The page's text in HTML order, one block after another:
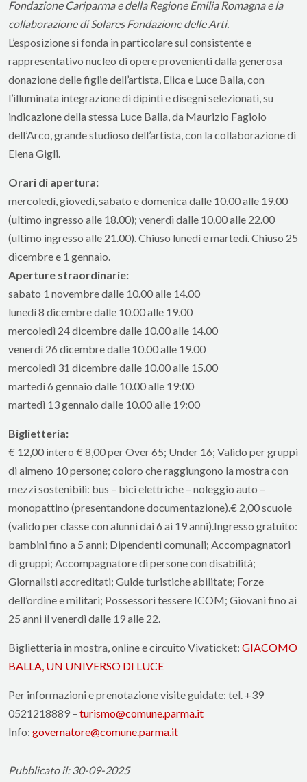
Fondazione Cariparma e della Regione Emilia Romagna e la
collaborazione di Solares Fondazione delle Arti.
L’esposizione si fonda in particolare sul consistente e
rappresentativo nucleo di opere provenienti dalla generosa
donazione delle figlie dell’artista, Elica e Luce Balla, con
l’illuminata integrazione di dipinti e disegni selezionati, su
indicazione della stessa Luce Balla, da Maurizio Fagiolo
dell’Arco, grande studioso dell’artista, con la collaborazione di
Elena Gigli.
Orari di apertura:
mercoledì, giovedì, sabato e domenica dalle 10.00 alle 19.00
(ultimo ingresso alle 18.00); venerdì dalle 10.00 alle 22.00
(ultimo ingresso alle 21.00). Chiuso lunedì e martedì. Chiuso 25
dicembre e 1 gennaio.
Aperture straordinarie:
sabato 1 novembre dalle 10.00 alle 14.00
lunedì 8 dicembre dalle 10.00 alle 19.00
mercoledì 24 dicembre dalle 10.00 alle 14.00
venerdì 26 dicembre dalle 10.00 alle 19.00
mercoledì 31 dicembre dalle 10.00 alle 15.00
martedì 6 gennaio dalle 10.00 alle 19:00
martedì 13 gennaio dalle 10.00 alle 19:00
Biglietteria:
€ 12,00 intero € 8,00 per Over 65; Under 16; Valido per gruppi
di almeno 10 persone; coloro che raggiungono la mostra con
mezzi sostenibili: bus – bici elettriche – noleggio auto –
monopattino (presentandone documentazione).€ 2,00 scuole
(valido per classe con alunni dai 6 ai 19 anni).Ingresso gratuito:
bambini fino a 5 anni; Dipendenti comunali; Accompagnatori
di gruppi; Accompagnatore di persone con disabilità;
Giornalisti accreditati; Guide turistiche abilitate; Forze
dell’ordine e militari; Possessori tessere ICOM; Giovani fino ai
25 anni il venerdì dalle 19 alle 22.
Biglietteria in mostra, online e circuito Vivaticket: GIACOMO
BALLA, UN UNIVERSO DI LUCE
Per informazioni e prenotazione visite guidate: tel. +39
0521218889 – turismo@comune.parma.it
Info: governatore@comune.parma.it
Pubblicato il: 30-09-2025